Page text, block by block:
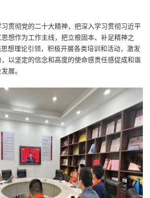
贯彻党的二十大精神，把深入学习贯彻习近平
想作为工作主线，把立根固本、补足精神之
想理论引领，积极开展各类培训和活动，激发
以坚定的信念和高度的使命感责任感促成和谐
展。